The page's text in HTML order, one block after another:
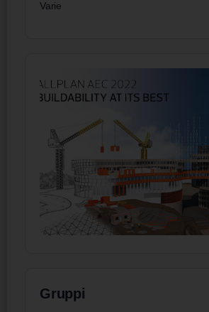
Varie
Gruppi